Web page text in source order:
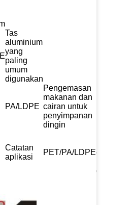
Tas
aluminium
yang
paling
umum
digunakan
PA/LDPE
Pengemasan
makanan dan
cairan untuk
penyimpanan
dingin
Catatan
aplikasi
PET/PA/LDPEcairan
dingin